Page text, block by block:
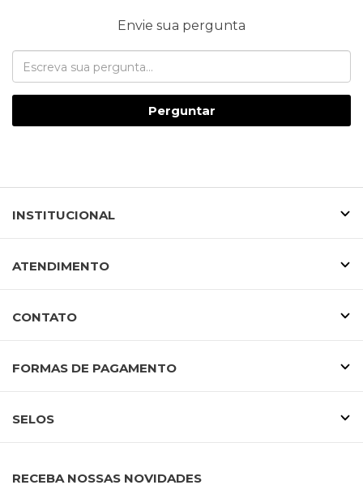
Envie sua pergunta
Perguntar
INSTITUCIONAL
ATENDIMENTO
CONTATO
FORMAS DE PAGAMENTO
SELOS
RECEBA NOSSAS NOVIDADES